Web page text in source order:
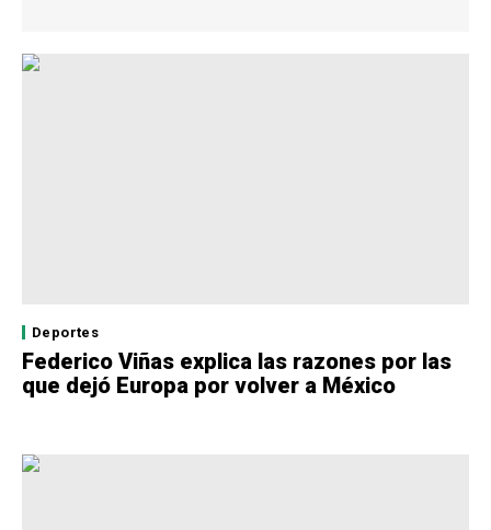
Deportes
Federico Viñas explica las razones por las
que dejó Europa por volver a México